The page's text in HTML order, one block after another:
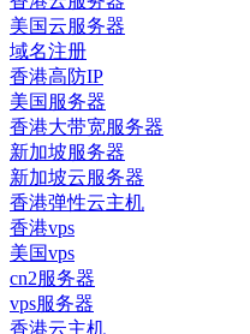
美国云服务器
域名注册
香港高防IP
美国服务器
香港大带宽服务器
新加坡服务器
新加坡云服务器
香港弹性云主机
香港vps
美国vps
cn2服务器
vps服务器
香港云主机